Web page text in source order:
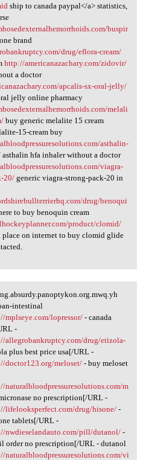
ship to canada paypal</a> statistics,
buspir
brand
drug/eflora-cream/
http://americanazachary.com/zidovir/
a doctor
apcalis-sx-oral-jelly/
jelly online pharmacy
melali
buy generic melalite 15 cream
15-cream buy
asthalin-
asthalin hfa inhaler without a doctor
viagra-
20/generic viagra-strong-pack-20 in
drug/benoqui
to buy benoquin cream
product/clomid/
place on internet to buy clomid glide
intestinal
mplseye.com/lopressor/- canada
-
allegrobankruptcy.com/drug/etizola-
plus best price usa[/URL -
doctor123.org/meloset/- buy meloset
naturalbloodpressuresolutions.com/m
no prescription[/URL -
lifelooksperfect.com/drug/hisone/-
tablets[/URL -
nwdieselandauto.com/pill/dutanol/-
order no prescription[/URL - dutanol
naturalbloodpressuresolutions.com/vi